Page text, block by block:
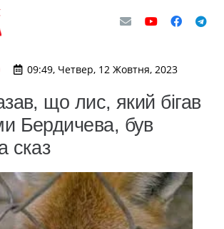
09:49, Четвер, 12 Жовтня, 2023
що лис, який бігав
Бердичева, був
сказ